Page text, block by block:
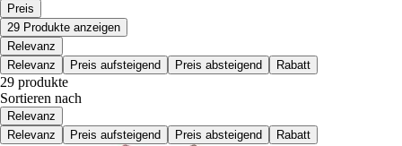
Preis
29 Produkte anzeigen
Relevanz
Relevanz
Preis aufsteigend Preis absteigend Rabatt
29 produkte
Sortieren nach
Relevanz
Relevanz
Preis aufsteigend Preis absteigend Rabatt